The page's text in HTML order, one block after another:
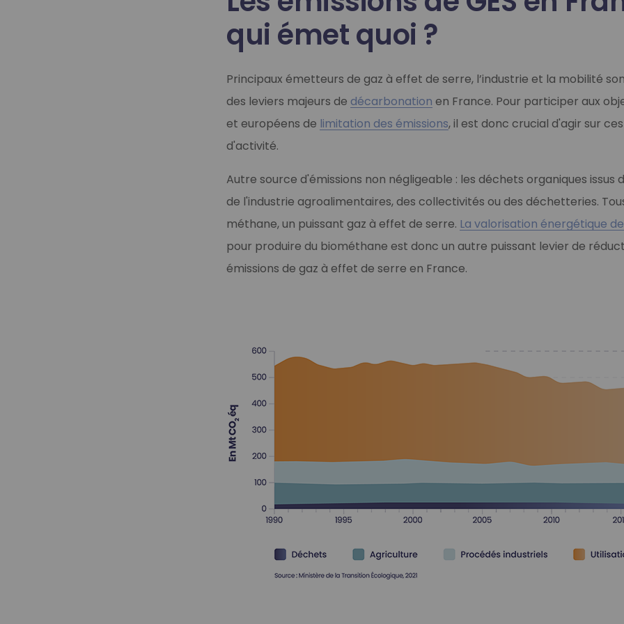
Notre offre d'accompagnement
Vous êtes agriculteur dans le Grand Sud-Ouest et vous souhaitez démarrer un projet de
En savoir plus
Mobilité GNV et bioGNV
Notre offre locative
Chez Teréga Solutions, nous vous proposons une offre inédite couplée à notre offre clé en
En savoir plus
qui émet quoi ?
Principaux émetteurs de gaz à effet de serre, l’industrie et la mobilité
des leviers majeurs de décarbonation en France. Pour participer aux
et européens de limitation des émissions, il est donc crucial d'agir sur
d'activité.
Autre source d'émissions non négligeable : les déchets organiques issus
de l'industrie agroalimentaires, des collectivités ou des déchetteries.
méthane, un puissant gaz à effet de serre. La valorisation énergétique
pour produire du biométhane est donc un autre puissant levier de
émissions de gaz à effet de serre en France.